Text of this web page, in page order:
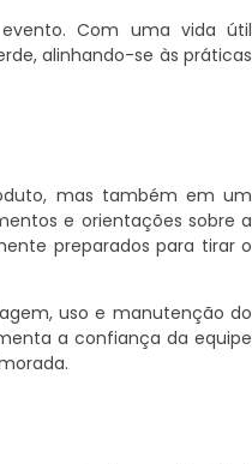
Com uma vida útil
alinhando-se às práticas
mas também em um
e orientações sobre a
preparados para tirar o
uso e manutenção do
a confiança da equipe